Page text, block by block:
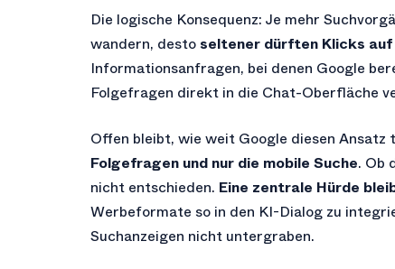
Die logische Konsequenz: Je mehr
wandern, desto seltener dürften Klicks
Informationsanfragen, bei denen Google
Folgefragen direkt in die Chat-Oberfläche
Offen bleibt, wie weit Google diesen
Folgefragen und nur die mobile Suche. Ob
nicht entschieden. Eine zentrale Hürde
Werbeformate so in den KI-Dialog zu
Suchanzeigen nicht untergraben.